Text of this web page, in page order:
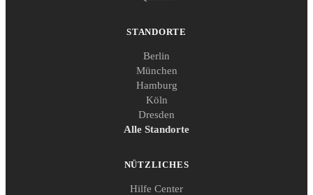
STANDORTE
Berlin
München
Hamburg
Köln
Dresden
Alle Standorte
NÜTZLICHES
Hilfe Center